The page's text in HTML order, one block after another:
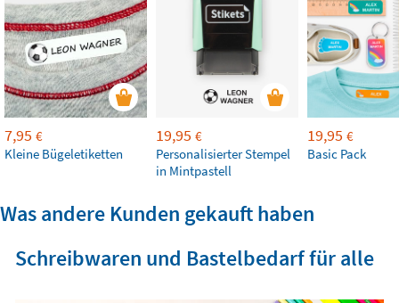
7,95 €
Kleine Bügeletiketten
19,95 €
Personalisierter Stempel
in Mintpastell
19,95 €
Basic Pack
Was andere Kunden gekauft haben
Schreibwaren und Bastelbedarf für alle